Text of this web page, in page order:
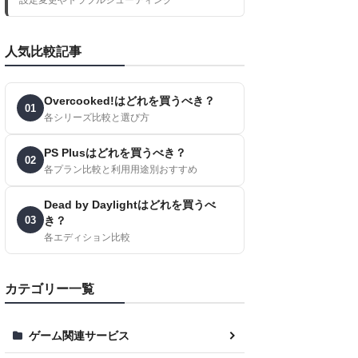
人気比較記事
01
Overcooked!はどれを買うべき？
各シリーズ比較と選び方
02
PS Plusはどれを買うべき？
各プラン比較と利用用途別おすすめ
03
Dead by Daylightはどれを買うべ
き？
各エディション比較
カテゴリー一覧
ゲーム関連サービス